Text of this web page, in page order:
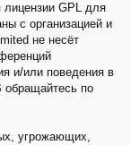
лицензии GPL для
с организацией и
не несёт
и/или поведения в
обращайтесь по
угрожающих,